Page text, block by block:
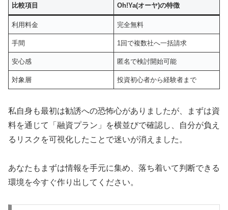
比較項目 Oh!Ya(オーヤ)の特徴
利用料金 完全無料
手間 1回で複数社へ一括請求
安心感 匿名で検討開始可能
対象層 投資初心者から経験者まで
私自身も最初は勧誘への恐怖心がありましたが、まずは資
料を通じて「融資プラン」を横並びで確認し、自分が負え
るリスクを可視化したことで迷いが消えました。
あなたもまずは情報を手元に集め、落ち着いて判断できる
環境を今すぐ作り出してください。